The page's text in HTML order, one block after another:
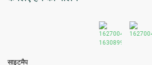
साइटमैप